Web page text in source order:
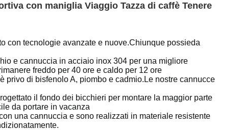
con maniglia Viaggio Tazza di caffè Tenere
con tecnologie avanzate e nuove.Chiunque possieda
e cannuccia in acciaio inox 304 per una migliore
freddo per 40 ore e caldo per 12 ore
di bisfenolo A, piombo e cadmio.Le nostre cannucce
il fondo dei bicchieri per montare la maggior parte
da portare in vacanza
una cannuccia e sono realizzati in materiale resistente